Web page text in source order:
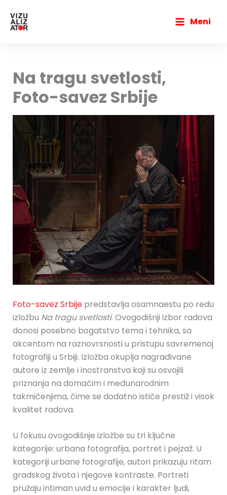
садржај
Meni
Na tragu svetlosti,
Foto-savez Srbije
Foto-savez Srbijepredstavlja osamnaestu po redu
izložbu Na tragu svetlosti. Ovogodišnji izbor radova
donosi posebno bogatstvo tema i tehnika, sa
akcentom na raznovrsnosti u pristupu savremenoj
fotografiji u Srbiji. Izložba okuplja nagrađivane
autore iz zemlje i inostranstva koji su osvojili
priznanja na domaćim i međunarodnim
takmičenjima, čime se dodatno ističe prestiž i visok
kvalitet radova.
U fokusu ovogodišnje izložbe su tri ključne
kategorije: urbana fotografija, portret i pejzaž. U
kategoriji urbane fotografije, autori prikazuju ritam
gradskog života i njegove kontraste. Portreti
pružaju intiman uvid u emocije i karakter ljudi,